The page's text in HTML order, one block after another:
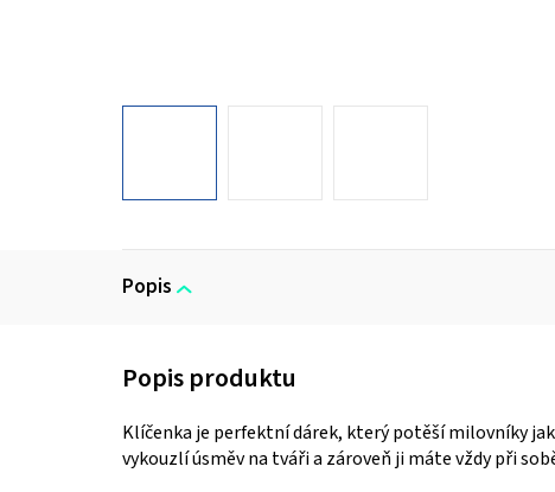
Popis
Klíčenka je perfektní dárek, který potěší milovníky
vykouzlí úsměv na tváři a zároveň ji máte vždy při